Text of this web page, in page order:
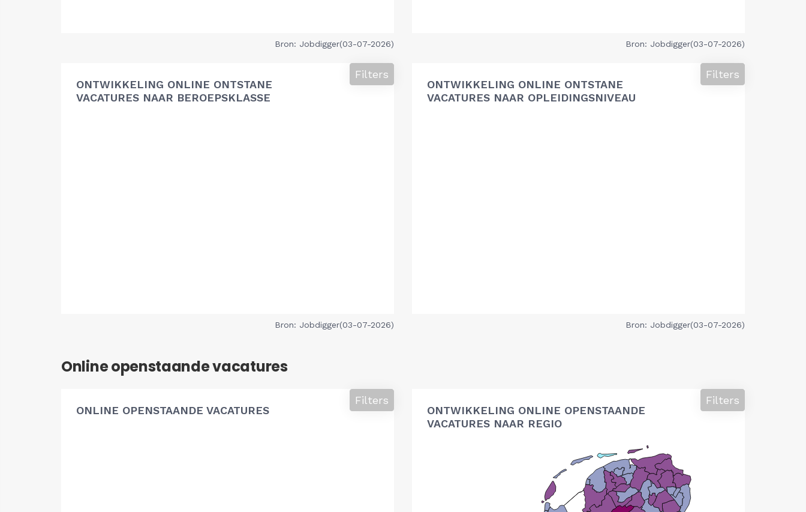
Bron: Jobdigger(03-07-2026) Bron: Jobdigger(03-07-2026)
ONTWIKKELING ONLINE ONTSTANE
VACATURES NAAR BEROEPSKLASSE
Filters
Bron: Jobdigger(03-07-2026)
ONTWIKKELING ONLINE ONTSTANE
VACATURES NAAR OPLEIDINGSNIVEAU
Filters
Bron: Jobdigger(03-07-2026)
Online openstaande vacatures
ONLINE OPENSTAANDE VACATURES
Filters
ONTWIKKELING ONLINE OPENSTAANDE
VACATURES NAAR REGIO
Filters